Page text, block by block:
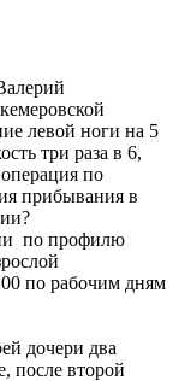
левой ноги на 5
три раза в 6,
по
прибывания в
по профилю
по рабочим дням
дочери два
после второй